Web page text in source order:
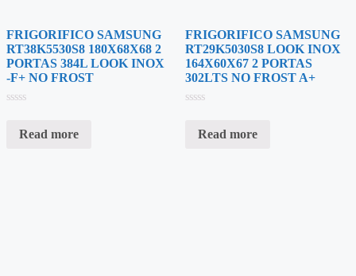
FRIGORIFICO SAMSUNG
RT38K5530S8 180X68X68 2
PORTAS 384L LOOK INOX
-F+ NO FROST
outRead more
FRIGORIFICO SAMSUNG
RT29K5030S8 LOOK INOX
164X60X67 2 PORTAS
302LTS NO FROST A+
outRead more